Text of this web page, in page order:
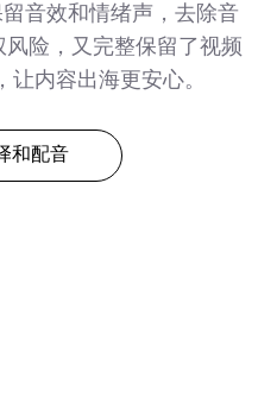
留音效和情绪声，去除音
险，又完整保留了视频
内容出海更安心。
和配音